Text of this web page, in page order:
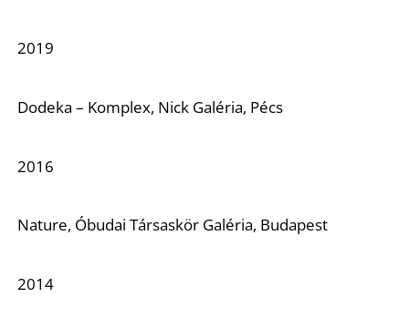
2019
Dodeka – Komplex, Nick Galéria, Pécs
2016
Nature, Óbudai Társaskör Galéria, Budapest
2014